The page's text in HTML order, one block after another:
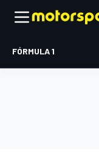
FÓRMULA 1